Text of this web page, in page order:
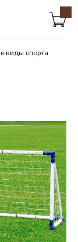
виды спорта